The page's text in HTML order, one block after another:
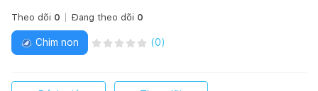
Theo dõi 0 Đang theo dõi 0
Chim non (0)